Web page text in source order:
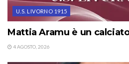
U.S. LIVORNO 1915
Mattia Aramu è un
4 AGOSTO, 2026